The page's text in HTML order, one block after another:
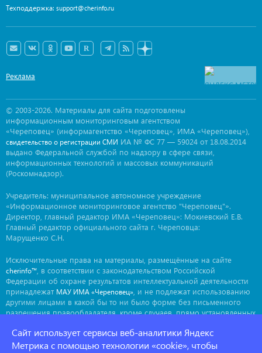
Техподдержка: support@cherinfo.ru
Реклама
© 2003-2026. Материалы для сайта подготовлены
информационным мониторинговым агентством
«Череповец» (информагентство «Череповец», ИМА «Череповец»),
свидетельство о регистрации СМИ ИА № ФС 77 — 59024 от 18.08.2014
выдано Федеральной службой по надзору в сфере связи,
информационных технологий и массовых коммуникаций
(Роскомнадзор).
Учредитель: муниципальное автономное учреждение
«Информационное мониторинговое агентство "Череповец"».
Директор, главный редактор ИМА «Череповец»: Мокиевский Е.В.
Главный редактор официального сайта г. Череповца:
Марущенко С.Н.
Исключительные права на материалы, размещённые на сайте
cherinfo™ , в соответствии с законодательством Российской
Федерации об охране результатов интеллектуальной деятельности
принадлежат МАУ ИМА «Череповец» , и не подлежат использованию
другими лицами в какой бы то ни было форме без письменного
разрешения правообладателя, кроме случаев, прямо установленных
ima@cherinfo.ru. Мнение авторов может не совпадать с мнением
редакции.
Сайт использует сервисы веб-аналитики Яндекс
Метрика с помощью технологии «cookie», чтобы